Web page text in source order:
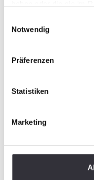
Notwendig
Präferenzen
Statistiken
Marketing
Frammenti,
non sono